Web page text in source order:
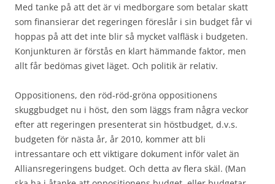
Med tanke på att det är vi medborgare som betalar skatt
som finansierar det regeringen föreslår i sin budget får vi
hoppas på att det inte blir så mycket valfläsk i budgeten.
Konjunkturen är förstås en klart hämmande faktor, men
allt får bedömas givet läget. Och politik är relativ.
Oppositionens, den röd-röd-gröna oppositionens
skuggbudget nu i höst, den som läggs fram några veckor
efter att regeringen presenterat sin höstbudget, d.v.s.
budgeten för nästa år, år 2010, kommer att bli
intressantare och ett viktigare dokument inför valet än
Alliansregeringens budget. Och detta av flera skäl. (Man